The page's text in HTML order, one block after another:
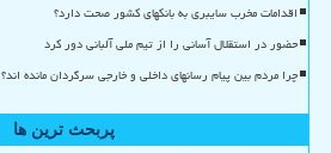
اقدامات مخرب سایبری به بانکهای کشور صحت دارد؟
حضور در استقلال آسانی را از تیم ملی آلبانی دور کرد
چرا مردم بین پیام رسانهای داخلی و خارجی سرگردان مانده اند؟
پربحث ترین ها